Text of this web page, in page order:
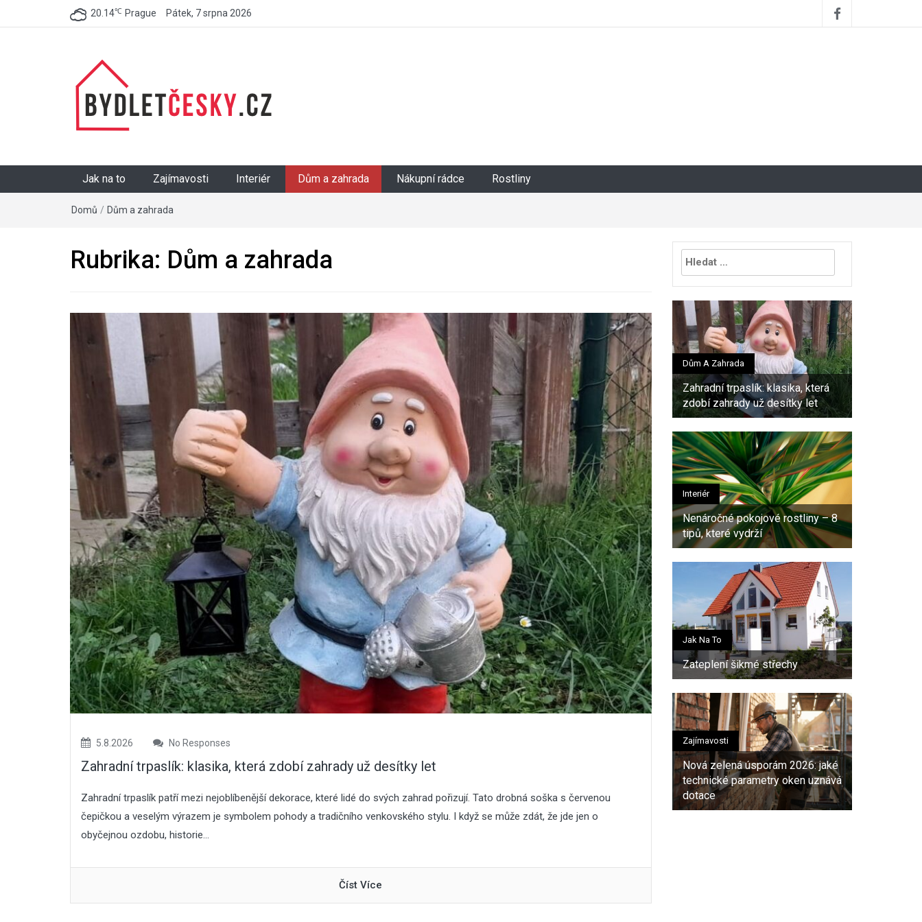
20.14℃ Prague Pátek, 7 srpna 2026
Jak na to Zajímavosti Interiér Dům a zahrada Nákupní rádce Rostliny
Domů / Dům a zahrada
Rubrika: Dům a zahrada
5.8.2026 No Responses
Zahradní trpaslík: klasika, která zdobí zahrady už desítky let
Zahradní trpaslík patří mezi nejoblíbenější dekorace, které lidé do svých zahrad pořizují. Tato drobná soška s červenou
čepičkou a veselým výrazem je symbolem pohody a tradičního venkovského stylu. I když se může zdát, že jde jen o
obyčejnou ozdobu, historie...
Číst Více
Vyhledávání
Dům A Zahrada
Zahradní trpaslík: klasika, která
zdobí zahrady už desítky let
Interiér
Nenáročné pokojové rostliny – 8
tipů, které vydrží
Jak Na To
Zateplení šikmé střechy
Zajímavosti
Nová zelená úsporám 2026: jaké
technické parametry oken uznává
dotace